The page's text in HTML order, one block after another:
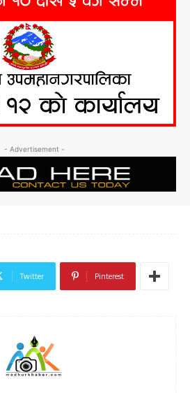
- Advertisement -
Twitter Pinterest